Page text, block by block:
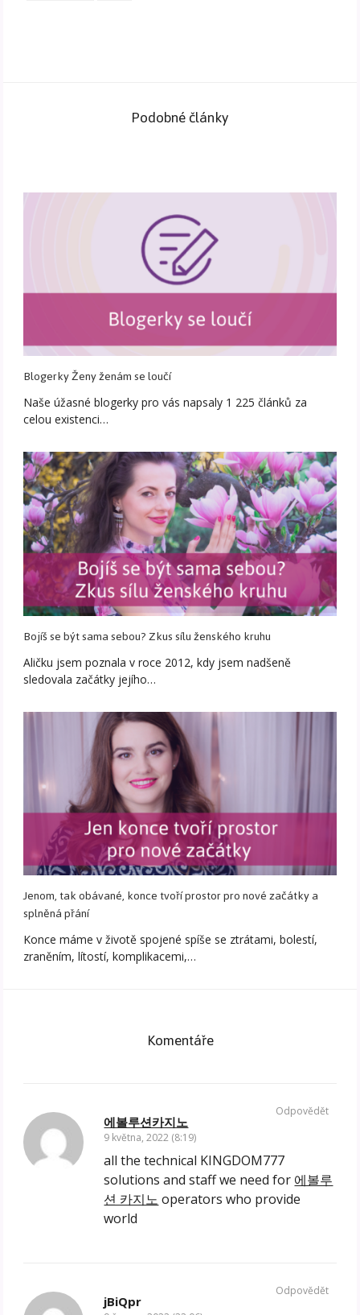
Podobné články
Blogerky Ženy ženám se loučí
Naše úžasné blogerky pro vás napsaly 1 225 článků za
celou existenci…
Bojíš se být sama sebou? Zkus sílu ženského kruhu
Aličku jsem poznala v roce 2012, kdy jsem nadšeně
sledovala začátky jejího…
Jenom, tak obávané, konce tvoří prostor pro nové začátky a
splněná přání
Konce máme v životě spojené spíše se ztrátami, bolestí,
zraněním, lítostí, komplikacemi,…
Komentáře
에볼루션카지노
9 května, 2022 (8:19)
all the technical KINGDOM777
solutions and staff we need for 에볼루
션 카지노 operators who provide
world
Odpovědět
jBiQpr
Odpovědět